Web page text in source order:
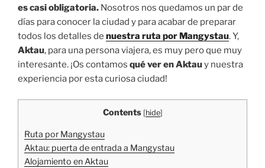
es casi obligatoria. Nosotros nos quedamos un par de
días para conocer la ciudad y para acabar de preparar
todos los detalles de nuestra ruta por Mangystau. Y,
Aktau, para una persona viajera, es muy pero que muy
interesante. ¡Os contamos qué ver en Aktauy nuestra
experiencia por esta curiosa ciudad!
Contents [hide]
Ruta por Mangystau
Aktau: puerta de entrada a Mangystau
Alojamiento en Aktau